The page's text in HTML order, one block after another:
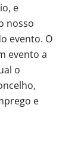
e
nosso
evento. O
evento a
o
e